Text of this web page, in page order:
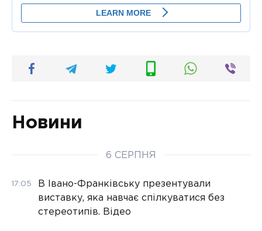
Новини
6 СЕРПНЯ
17:05
В Івано-Франківську презентували
виставку, яка навчає спілкуватися без
стереотипів. Відео